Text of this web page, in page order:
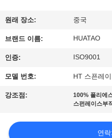
공
장
여
행
품
원래 장소: 중국
브랜드 이름: HUATAO
인증: ISO9001
모델 번호: HT 스픈레
강조점: 100% 폴리에
스펀레이스부
연